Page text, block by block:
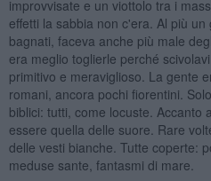
improvvisate e un viottolo tra i
effetti la sabbia non c'era. Al più
bagnati, faceva anche più male
era meglio toglierle perché
primitivo e meraviglioso. La gente
romani, ancora pochi fiorentini.
biblici: tutti, come locuste. Accanto
essere quella delle suore. Rare
delle vesti bianche. Tutte coperte:
meduse sante, fantasmi di mare.